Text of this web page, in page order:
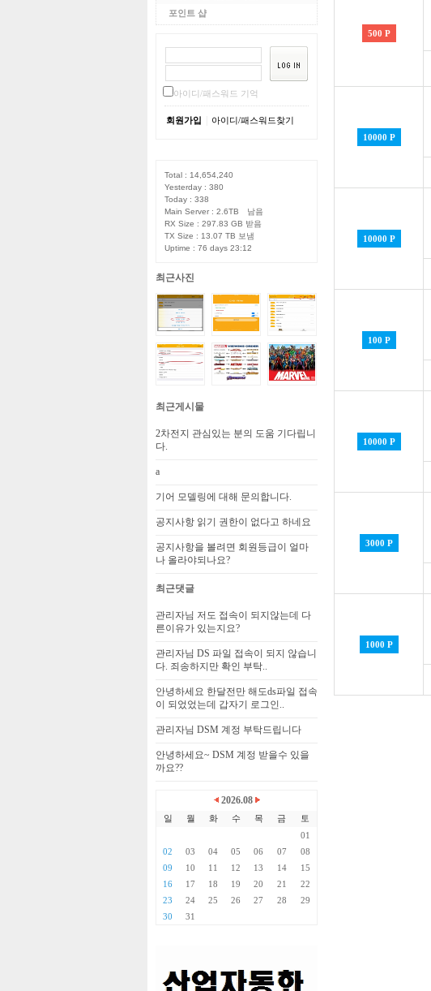
포인트 샵
아이디/패스워드 기억
회원가입 아이디/패스워드찾기
Total : 14,654,240
Yesterday : 380
Today : 338
Main Server : 2.6TB 남음
RX Size : 297.83 GB 받음
TX Size : 13.07 TB 보냄
Uptime : 76 days 23:12
최근사진
최근게시물
2차전지 관심있는 분의 도움 기다립니
다.
a
기어 모델링에 대해 문의합니다.
공지사항 읽기 권한이 없다고 하네요
공지사항을 볼려면 회원등급이 얼마
나 올라야되나요?
최근댓글
관리자님 저도 접속이 되지않는데 다
른이유가 있는지요?
관리자님 DS 파일 접속이 되지 않습니
다. 죄송하지만 확인 부탁..
안녕하세요 한달전만 해도ds파일 접속
이 되었었는데 갑자기 로그인..
관리자님 DSM 계정 부탁드립니다
안녕하세요~ DSM 계정 받을수 있을
까요??
2026.08
일 월 화 수 목 금
토
01
02
03 04 05 06 07
08
09
10 11 12 13 14
15
16
17 18 19 20 21
22
23
24 25 26 27 28
29
30
31
500 P
10000 P
10000 P
100 P
10000 P
3000 P
1000 P